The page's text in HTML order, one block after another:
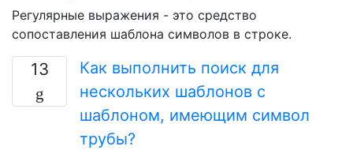
Регулярные выражения - это средство
сопоставления шаблона символов в строке.
13
Как выполнить поиск для
нескольких шаблонов с
шаблоном, имеющим символ
трубы?